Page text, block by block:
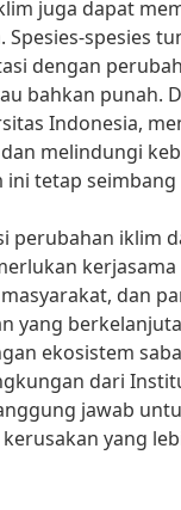
juga dapat
Spesies-spesies
dengan
bahkan punah.
Indonesia,
melindungi
ini tetap
perubahan iklim
dan
yang
ekosistem
dari
jawab
yang